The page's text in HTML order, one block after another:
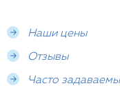
Наши цены
Отзывы
Часто